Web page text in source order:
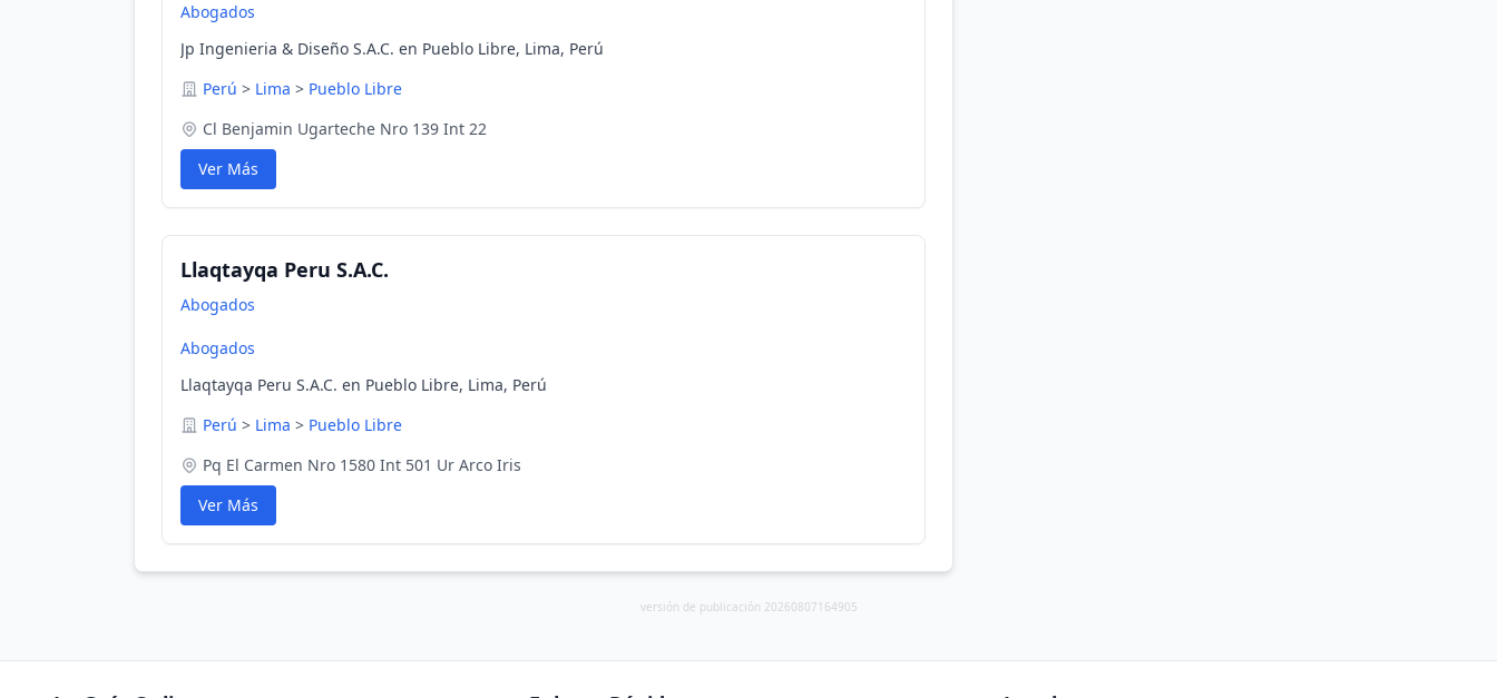
Abogados
Jp Ingenieria & Diseño S.A.C. en Pueblo Libre, Lima, Perú
Perú > Lima > Pueblo Libre
Cl Benjamin Ugarteche Nro 139 Int 22
Ver Más
Llaqtayqa Peru S.A.C.
Abogados
Abogados
Llaqtayqa Peru S.A.C. en Pueblo Libre, Lima, Perú
Perú > Lima > Pueblo Libre
Pq El Carmen Nro 1580 Int 501 Ur Arco Iris
Ver Más
versión de publicación 20260807164905